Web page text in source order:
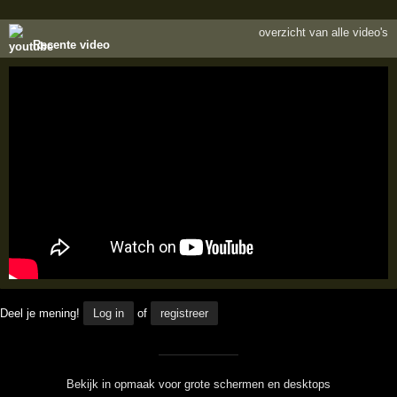
Recente video
overzicht van alle video's
Deel je mening! Log in of registreer
Bekijk in opmaak voor grote schermen en desktops